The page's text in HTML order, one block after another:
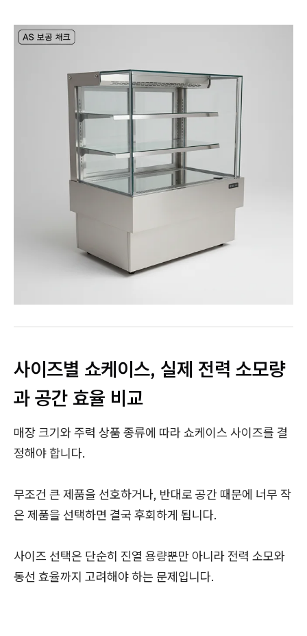
사이즈별 쇼케이스, 실제 전력 소모량
과 공간 효율 비교
매장 크기와 주력 상품 종류에 따라 쇼케이스 사이즈를 결
정해야 합니다.
무조건 큰 제품을 선호하거나, 반대로 공간 때문에 너무 작
은 제품을 선택하면 결국 후회하게 됩니다.
사이즈 선택은 단순히 진열 용량뿐만 아니라 전력 소모와
동선 효율까지 고려해야 하는 문제입니다.